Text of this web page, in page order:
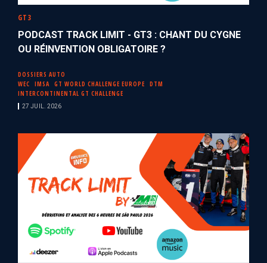
GT3
PODCAST TRACK LIMIT - GT3 : CHANT DU CYGNE
OU RÉINVENTION OBLIGATOIRE ?
DOSSIERS AUTO
WEC
IMSA GT WORLD CHALLENGE EUROPE
DTM
INTERCONTINENTAL GT CHALLENGE
27 JUIL. 2026